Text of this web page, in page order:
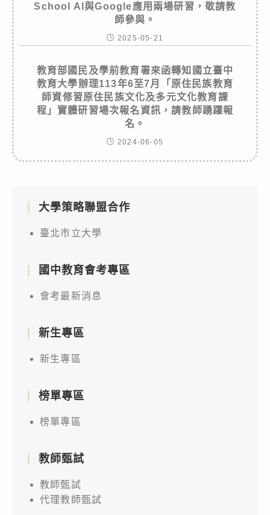
School AI與Google應用兩場研習，敬請教
師參與。
2025-05-21
教育部國民及學前教育署來函轉知國立臺中
教育大學辦理113年6至7月「原住民族教育
師資修習原住民族文化及多元文化教育課
程」實體研習場次報名資訊，請教師踴躍報
名。
2024-06-05
大學策略聯盟合作
臺北市立大學
國中教育會考專區
會考最新消息
新生專區
新生專區
榜單專區
榜單專區
教師甄試
教師甄試
代理教師甄試